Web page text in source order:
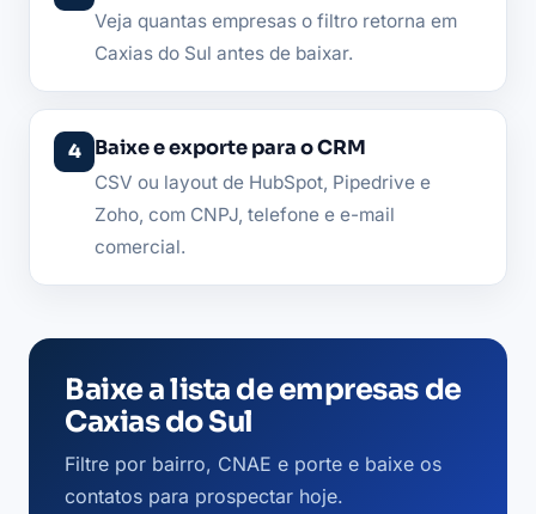
Veja quantas empresas o filtro retorna em
Caxias do Sul antes de baixar.
Baixe e exporte para o CRM
CSV ou layout de HubSpot, Pipedrive e
Zoho, com CNPJ, telefone e e-mail
comercial.
Baixe a lista de empresas de
Caxias do Sul
Filtre por bairro, CNAE e porte e baixe os
contatos para prospectar hoje.